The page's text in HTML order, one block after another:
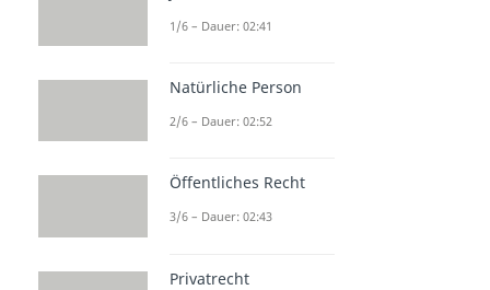
1/6 – Dauer: 02:41
Natürliche Person
2/6 – Dauer: 02:52
Öffentliches Recht
3/6 – Dauer: 02:43
Privatrecht